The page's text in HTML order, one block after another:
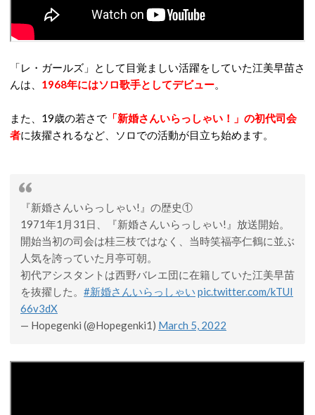
「レ・ガールズ」として目覚ましい活躍をしていた江美早苗さ
んは、 1968年にはソロ歌手としてデビュー。
また、19歳の若さで 「新婚さんいらっしゃい！」の初代司会
者に抜擢されるなど、ソロでの活動が目立ち始めます。
『新婚さんいらっしゃい!』の歴史①
1971年1月31日、『新婚さんいらっしゃい!』放送開始。
開始当初の司会は桂三枝ではなく、当時笑福亭仁鶴に並ぶ
人気を誇っていた月亭可朝。
初代アシスタントは西野バレエ団に在籍していた江美早苗
を抜擢した。 #新婚さんいらっしゃい pic.twitter.com/kTUI
66v3dX
— Hopegenki (@Hopegenki1) March 5, 2022